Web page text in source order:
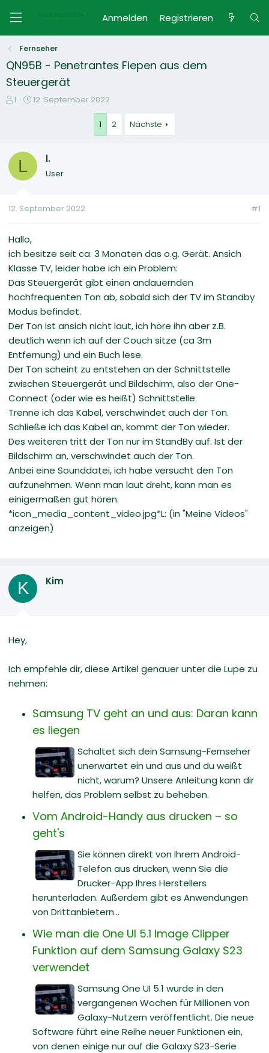
Anmelden Registrieren
Fernseher
QN95B - Penetrantes Fiepen aus dem
Steuergerät
E
e
l.
E
l
m
12. September 2022
1 2 Nächste
L l.
User
12. September 2022 #1
Hallo,
ich besitze seit ca. 3 Monaten das o.g. Gerät. Ansich
Klasse TV, leider habe ich ein Problem:
Das Steuergerät gibt einen andauernden
hochfrequenten Ton ab, sobald sich der TV im Standby
Modus befindet.
Der Ton ist ansich nicht laut, ich höre ihn aber z.B.
deutlich wenn ich auf der Couch sitze (ca 3m
Entfernung) und ein Buch lese.
Der Ton scheint zu entstehen an der Schnittstelle
zwischen Steuergerät und Bildschirm, also der One-
Connect (oder wie es heißt) Schnittstelle.
Trenne ich das Kabel, verschwindet auch der Ton.
Schließe ich das Kabel an, kommt der Ton wieder.
Des weiteren tritt der Ton nur im StandBy auf. Ist der
Bildschirm an, verschwindet auch der Ton.
Anbei eine Sounddatei, ich habe versucht den Ton
aufzunehmen. Wenn man laut dreht, kann man es
einigermaßen gut hören.
*icon_media_content_video.jpg*L: (in "Meine Videos"
anzeigen)
K Kim
Hey,
Ich empfehle dir, diese Artikel genauer unter die Lupe zu
nehmen:
Samsung TV geht an und aus: Daran kann
es liegen
Schaltet sich dein Samsung-Fernseher
unerwartet ein und aus und du weißt
nicht, warum? Unsere Anleitung kann dir
helfen, das Problem selbst zu beheben.
Vom Android-Handy aus drucken – so
geht's
Sie können direkt von Ihrem Android-
Telefon aus drucken, wenn Sie die
Drucker-App Ihres Herstellers
herunterladen. Außerdem gibt es Anwendungen
von Drittanbietern...
Wie man die One UI 5.1 Image Clipper
Funktion auf dem Samsung Galaxy S23
verwendet
Samsung One UI 5.1 wurde in den
vergangenen Wochen für Millionen von
Galaxy-Nutzern veröffentlicht. Die neue
Software führt eine Reihe neuer Funktionen ein,
von denen einige nur auf die Galaxy S23-Serie